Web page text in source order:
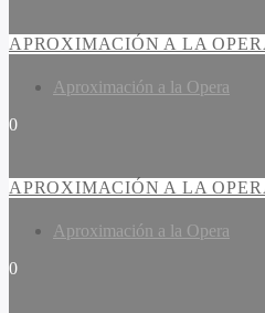
APROXIMACIÓN A LA
Aproximación a la Opera
0
APROXIMACIÓN A LA
Aproximación a la Opera
0